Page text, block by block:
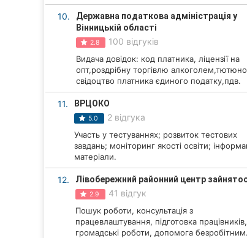
Чернівці
Івано-Франківськ
10.
Державна податкова адміністрація у
Вінницькій області
2.8 100 відгуків
Видача довідок: код платника, ліцензії на
опт,роздрібну торгівлю
свідоцтво платника єдиного податку,пдв.
11. ВРЦОКО
5.0 2 відгука
Участь у тестуваннях; розвиток тестових
завдань; моніторинг якості освіти;
матеріали.
12. Лівобережний районний центр
2.9 41 відгук
Пошук роботи, консультація з
працевлаштування, підготовка працівників,
громадські роботи, допомога безробітним.